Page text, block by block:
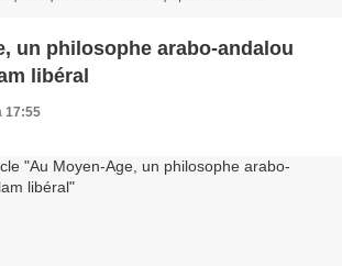
un philosophe arabo-andalou
libéral
17:55